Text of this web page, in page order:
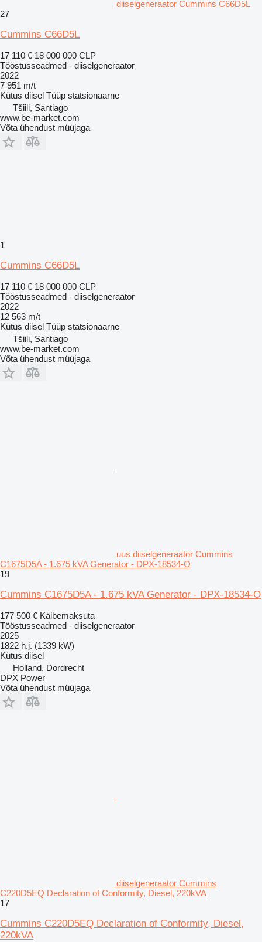
diiselgeneraator Cummins C66D5L
27
Cummins C66D5L
17 110 € 18 000 000 CLP
Tööstusseadmed - diiselgeneraator
2022
7 951 m/t
Kütus diisel Tüüp statsionaarne
Tšiili, Santiago
www.be-market.com
Võta ühendust müüjaga
1
Cummins C66D5L
17 110 € 18 000 000 CLP
Tööstusseadmed - diiselgeneraator
2022
12 563 m/t
Kütus diisel Tüüp statsionaarne
Tšiili, Santiago
www.be-market.com
Võta ühendust müüjaga
uus diiselgeneraator Cummins
C1675D5A - 1.675 kVA Generator - DPX-18534-O
19
Cummins C1675D5A - 1.675 kVA Generator - DPX-18534-O
177 500 € Käibemaksuta
Tööstusseadmed - diiselgeneraator
2025
1822 h.j. (1339 kW)
Kütus diisel
Holland, Dordrecht
DPX Power
Võta ühendust müüjaga
diiselgeneraator Cummins
C220D5EQ Declaration of Conformity, Diesel, 220kVA
17
Cummins C220D5EQ Declaration of Conformity, Diesel,
220kVA